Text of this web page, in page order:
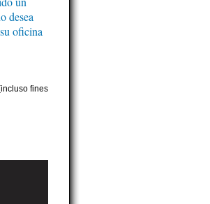
desea
oficina
fines